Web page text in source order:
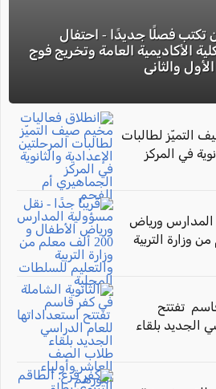
تكتب فصلًا جديدًا - احتفال
الأكاديمية العامة وتخريج فوج
والثاني
التميّز لطالبات
في المركز
المدارس ورياض
معلم من وزارة التربية
تفتتح
الجديد بلقاء
أمورهم